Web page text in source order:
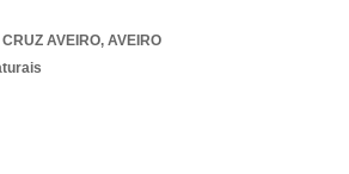
AVEIRO, AVEIRO